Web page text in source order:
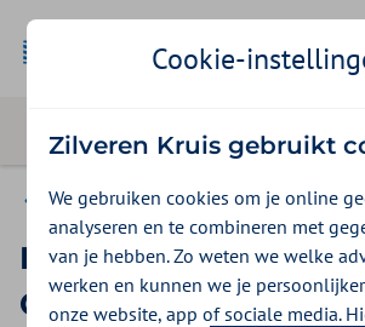
Gemeente Amsterdam
Paramedische
COVID-19
Cookie-
Zilveren Kruis gebruikt
We gebruiken cookies om je online
analyseren en te combineren met
van je hebben. Zo weten we welke
werken en kunnen we je
onze website, app of sociale media.